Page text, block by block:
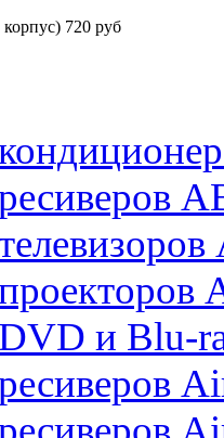
720 руб
и Blu-